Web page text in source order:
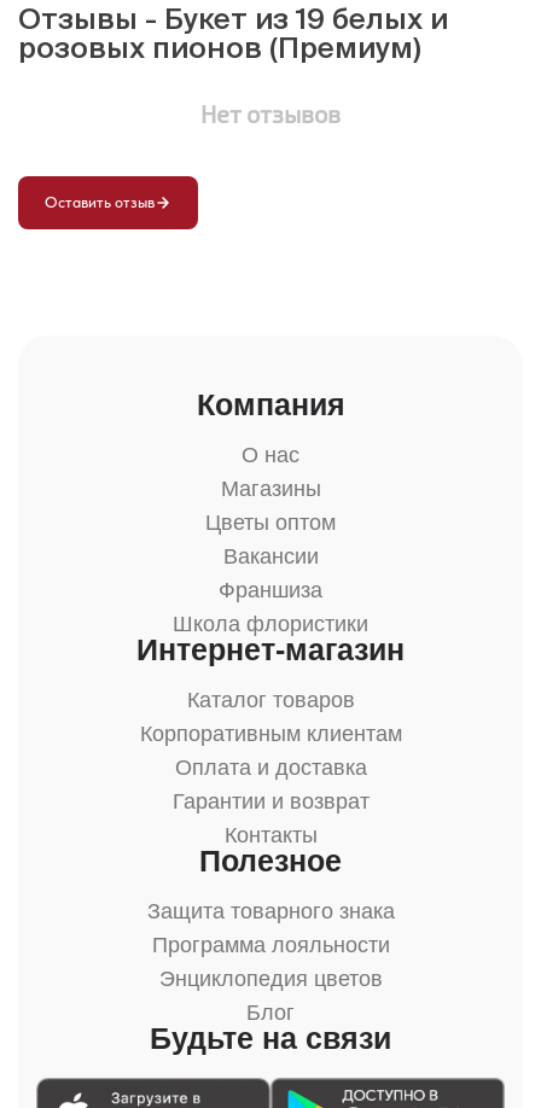
Отзывы - Букет из 19 белых и
розовых пионов (Премиум)
Нет отзывов
Оставить отзыв
Компания
О нас
Магазины
Цветы оптом
Вакансии
Франшиза
Школа флористики
Интернет-магазин
Каталог товаров
Корпоративным клиентам
Оплата и доставка
Гарантии и возврат
Контакты
Полезное
Защита товарного знака
Программа лояльности
Энциклопедия цветов
Блог
Будьте на связи